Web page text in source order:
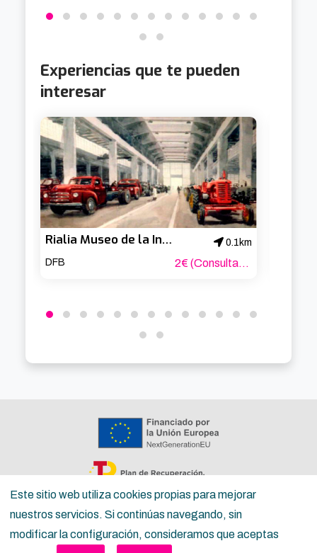
Este sitio web utiliza cookies propias para mejorar
nuestros servicios. Si continúas navegando, sin
modificar la configuración, consideramos que aceptas
Experiencias que te pueden
interesar
Rialia Museo de la Industria de Bizkaia
0.1km
DFB
2€ (Consultar tarifas reducidas)
Copyright ©Inguru 2026
Política de privacidad
Términos del servicio para la ciudadanía Términos